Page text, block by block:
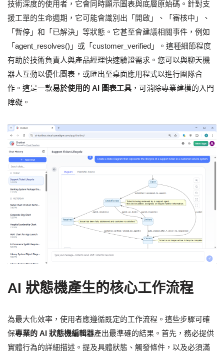
技術深度的使用者，它會同時顯示圖表與底層原始碼。針對支
援工單的生命週期，它可能會識別出「開啟」、「審核中」、
「暫停」和「已解決」等狀態。它甚至會建議相關事件，例如
「agent_resolves()」或「customer_verified」。這種細節程度
有助於技術負責人與產品經理快速驗證需求。您可以與聊天機
器人互動以優化圖表，或匯出至桌面應用程式以進行團隊合
作。這是一款易於使用的 AI 圖表工具 ，可消除專業建模的入門
障礙。
AI 狀態機產生的核心工作流程
為最大化效率，使用者應遵循既定的工作流程。這些步驟可確
保專業的 AI 狀態機編輯器產出最準確的結果。首先，務必提供
實體行為的詳細描述。提及具體狀態、觸發條件，以及必須滿